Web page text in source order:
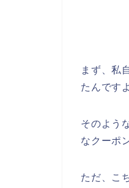
まず、私
たんです
そのよう
なクーポ
ただ、こ